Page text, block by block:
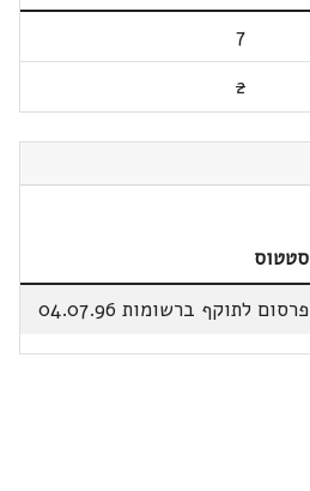
7
2
סטטוס
פרסום לתוקף ברשומות 04.07.96